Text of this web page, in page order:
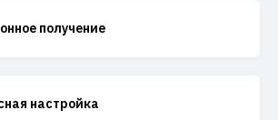
получение
настройка